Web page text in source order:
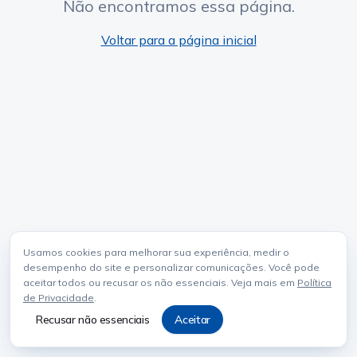
Usamos cookies para melhorar sua experiência, medir o
desempenho do site e personalizar comunicações. Você pode
aceitar todos ou recusar os não essenciais. Veja mais em Política
de Privacidade.
Recusar não essenciais Aceitar
Não encontramos essa página.
Voltar para a página inicial